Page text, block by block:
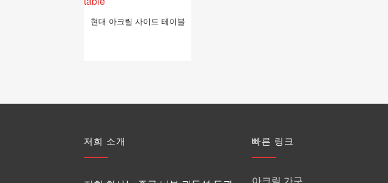
현대 아크릴 사이드 테이블
저희 소개 빠른 링크
아크릴 가구